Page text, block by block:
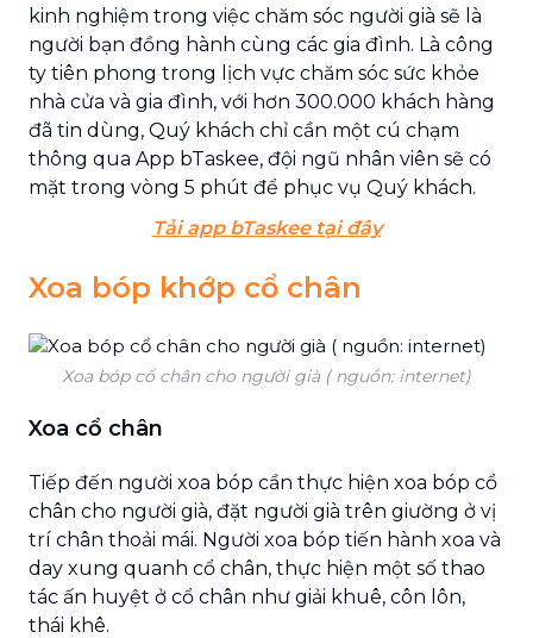
kinh nghiệm trong việc chăm sóc người già sẽ là
người bạn đồng hành cùng các gia đình. Là công
ty tiên phong trong lịch vực chăm sóc sức khỏe
nhà cửa và gia đình, với hơn 300.000 khách hàng
đã tin dùng, Quý khách chỉ cần một cú chạm
thông qua App bTaskee, đội ngũ nhân viên sẽ có
mặt trong vòng 5 phút để phục vụ Quý khách.
Tải app bTaskee tại đây
Xoa bóp khớp cổ chân
Xoa bóp cổ chân cho người già ( nguồn: internet)
Xoa cổ chân
Tiếp đến người xoa bóp cần thực hiện xoa bóp cổ
chân cho người già, đặt người già trên giường ở vị
trí chân thoải mái. Người xoa bóp tiến hành xoa và
day xung quanh cổ chân, thực hiện một số thao
tác ấn huyệt ở cổ chân như giải khuê, côn lôn,
thái khê.